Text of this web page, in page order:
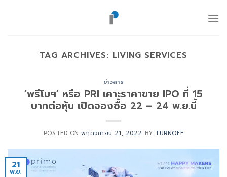
TAG ARCHIVES: LIVING SERVICES
ข่าวสาร
‘พรีโมฯ’ หรือ PRI เคาะราคาขาย IPO ที่ 15
บาทต่อหุ้น เปิดจองซื้อ 22 – 24 พ.ย.นี้
POSTED ONพฤศจิกายน 21, 2022 BY TURNOFF
21
พ.ย.